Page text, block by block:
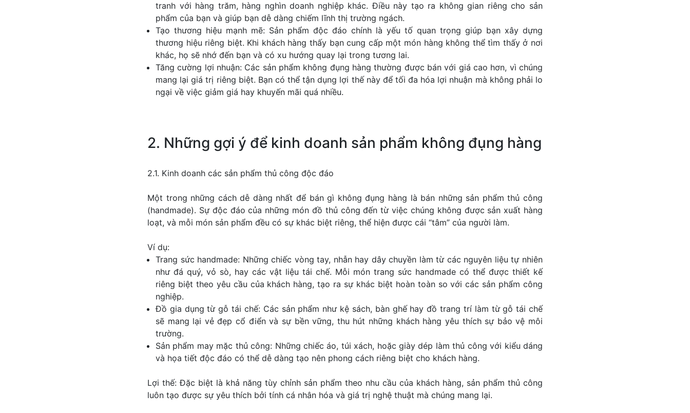
tranh với hàng trăm, hàng nghìn doanh nghiệp khác. Điều này tạo ra không gian riêng cho sản
phẩm của bạn và giúp bạn dễ dàng chiếm lĩnh thị trường ngách.
Tạo thương hiệu mạnh mẽ: Sản phẩm độc đáo chính là yếu tố quan trọng giúp bạn xây dựng
thương hiệu riêng biệt. Khi khách hàng thấy bạn cung cấp một món hàng không thể tìm thấy ở nơi
khác, họ sẽ nhớ đến bạn và có xu hướng quay lại trong tương lai.
Tăng cường lợi nhuận: Các sản phẩm không đụng hàng thường được bán với giá cao hơn, vì chúng
mang lại giá trị riêng biệt. Bạn có thể tận dụng lợi thế này để tối đa hóa lợi nhuận mà không phải lo
ngại về việc giảm giá hay khuyến mãi quá nhiều.
2. Những gợi ý để kinh doanh sản phẩm không đụng hàng
2.1. Kinh doanh các sản phẩm thủ công độc đáo
Một trong những cách dễ dàng nhất để bán gì không đụng hàng là bán những sản phẩm thủ công
(handmade). Sự độc đáo của những món đồ thủ công đến từ việc chúng không được sản xuất hàng
loạt, và mỗi món sản phẩm đều có sự khác biệt riêng, thể hiện được cái “tâm” của người làm.
Ví dụ:
Trang sức handmade: Những chiếc vòng tay, nhẫn hay dây chuyền làm từ các nguyên liệu tự nhiên
như đá quý, vỏ sò, hay các vật liệu tái chế. Mỗi món trang sức handmade có thể được thiết kế
riêng biệt theo yêu cầu của khách hàng, tạo ra sự khác biệt hoàn toàn so với các sản phẩm công
nghiệp.
Đồ gia dụng từ gỗ tái chế: Các sản phẩm như kệ sách, bàn ghế hay đồ trang trí làm từ gỗ tái chế
sẽ mang lại vẻ đẹp cổ điển và sự bền vững, thu hút những khách hàng yêu thích sự bảo vệ môi
trường.
Sản phẩm may mặc thủ công: Những chiếc áo, túi xách, hoặc giày dép làm thủ công với kiểu dáng
và họa tiết độc đáo có thể dễ dàng tạo nên phong cách riêng biệt cho khách hàng.
Lợi thế: Đặc biệt là khả năng tùy chỉnh sản phẩm theo nhu cầu của khách hàng, sản phẩm thủ công
luôn tạo được sự yêu thích bởi tính cá nhân hóa và giá trị nghệ thuật mà chúng mang lại.